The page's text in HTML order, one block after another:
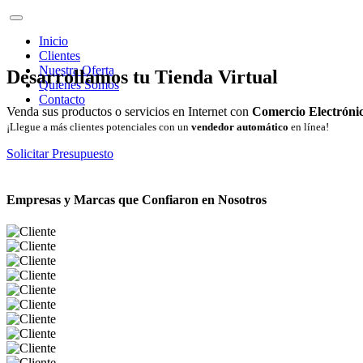
Inicio
Clientes
Nuestra Oferta
Quienes Somos
Contacto
Desarrollamos tu Tienda Virtual
Venda sus productos o servicios en Internet con Comercio
¡Llegue a más clientes potenciales con un vendedor automático en línea!
Solicitar Presupuesto
Empresas y Marcas que Confiaron en Nosotros